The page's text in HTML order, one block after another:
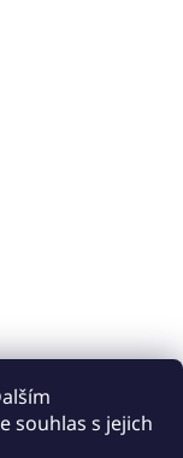
souhlas s jejich